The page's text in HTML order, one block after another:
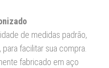
de medidas padrão,
facilitar sua compra.
fabricado em aço